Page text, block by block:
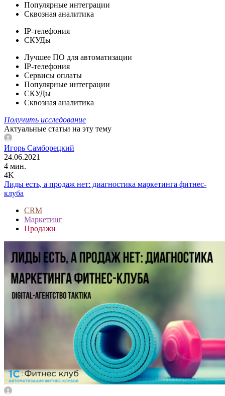
Популярные интеграции
Сквозная аналитика
IP-телефония
СКУДы
Лучшее ПО для автоматизации
IP-телефония
Сервисы оплаты
Популярные интеграции
СКУДы
Сквозная аналитика
Получить исследование
Актуальные статьи на эту тему
Игорь Самборецкий
24.06.2021
4 мин.
4K
Лиды есть, а продаж нет: диагностика маркетинга фитнес-
клуба
CRM
Маркетинг
Продажи